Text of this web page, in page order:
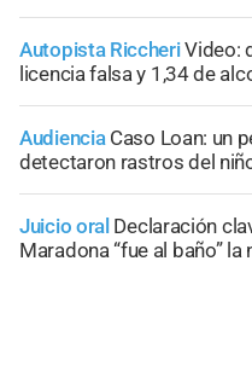
Autopista RiccheriVideo:
licencia falsa y 1,34 de
Audiencia Caso Loan: un
detectaron rastros del
Juicio oral Declaración
Maradona “fue al baño”